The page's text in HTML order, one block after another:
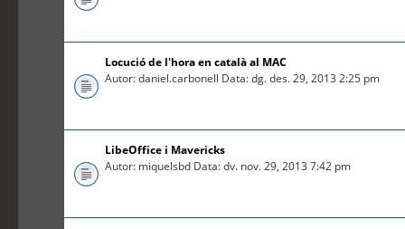
Locució de l'hora en català al MAC
Autor: daniel.carbonell Data: dg. des. 29, 2013 2:25 pm
LibeOffice i Mavericks
Autor: miquelsbd Data: dv. nov. 29, 2013 7:42 pm